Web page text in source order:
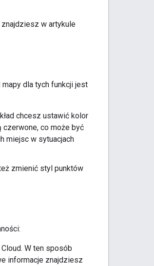
znajdziesz w artykule
dla tych funkcji jest
chcesz ustawić kolor
czerwone, co może być
miejsc w sytuacjach
zmienić styl punktów
W ten sposób
informacje znajdziesz